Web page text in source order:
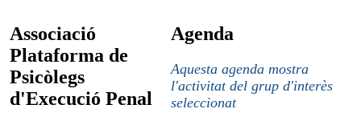
Associació
Plataforma de
Psicòlegs
d'Execució Penal
Agenda
Aquesta agenda mostra
l'activitat del grup d'interès
seleccionat